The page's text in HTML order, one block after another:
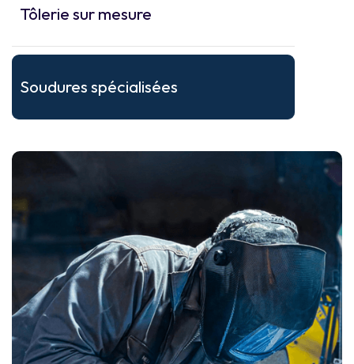
Tôlerie sur mesure
Soudures spécialisées